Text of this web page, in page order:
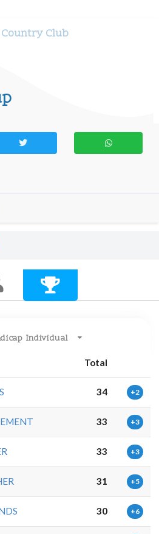
Club
Individual
Total
34 +2
33 +3
33 +3
31 +5
30 +6